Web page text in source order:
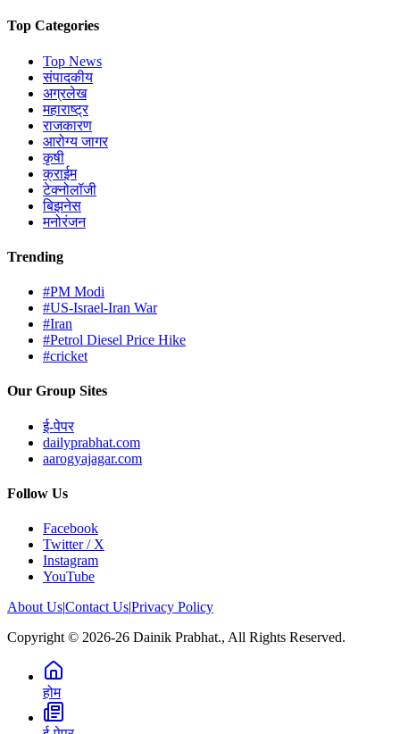
Top Categories
Top News
संपादकीय
अग्रलेख
महाराष्ट्र
राजकारण
आरोग्य जागर
कृषी
क्राईम
टेक्नोलॉजी
बिझनेस
मनोरंजन
Trending
#PM Modi
#US-Israel-Iran War
#Iran
#Petrol Diesel Price Hike
#cricket
Our Group Sites
ई-पेपर
dailyprabhat.com
aarogyajagar.com
Follow Us
Facebook
Twitter / X
Instagram
YouTube
About Us|Contact Us|Privacy Policy
Copyright © 2026-26 Dainik Prabhat., All Rights Reserved.
होम